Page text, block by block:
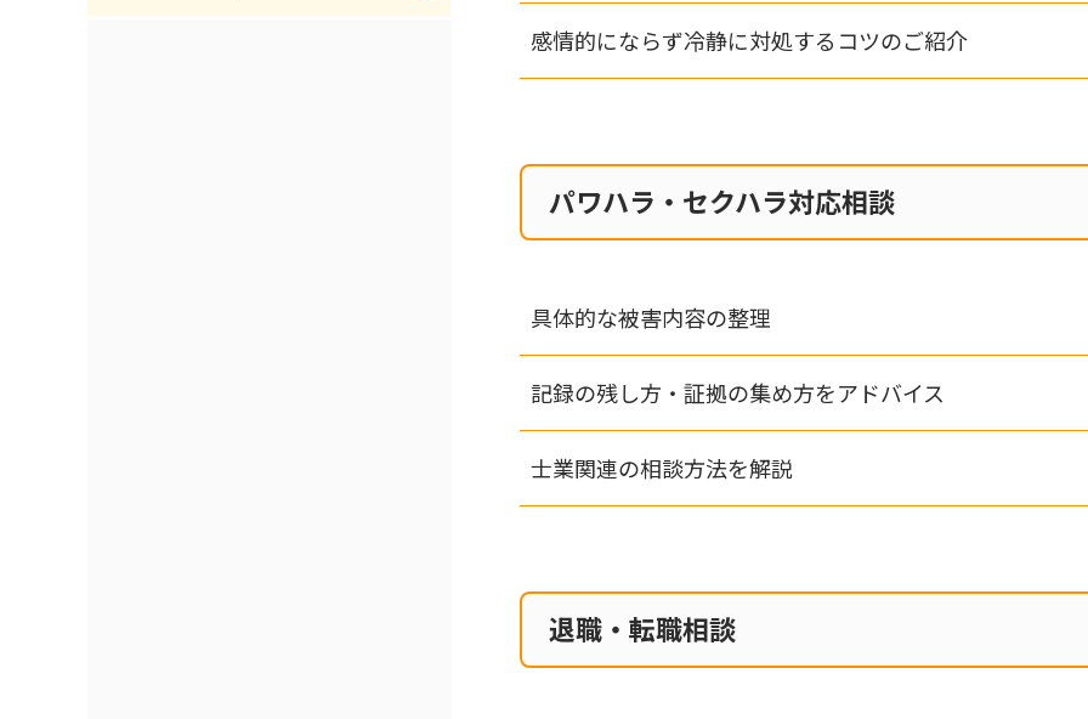
感情的にならず冷静に対処するコツのご紹介
パワハラ・セクハラ対応相談
具体的な被害内容の整理
記録の残し方・証拠の集め方をアドバイス
士業関連の相談方法を解説
退職・転職相談